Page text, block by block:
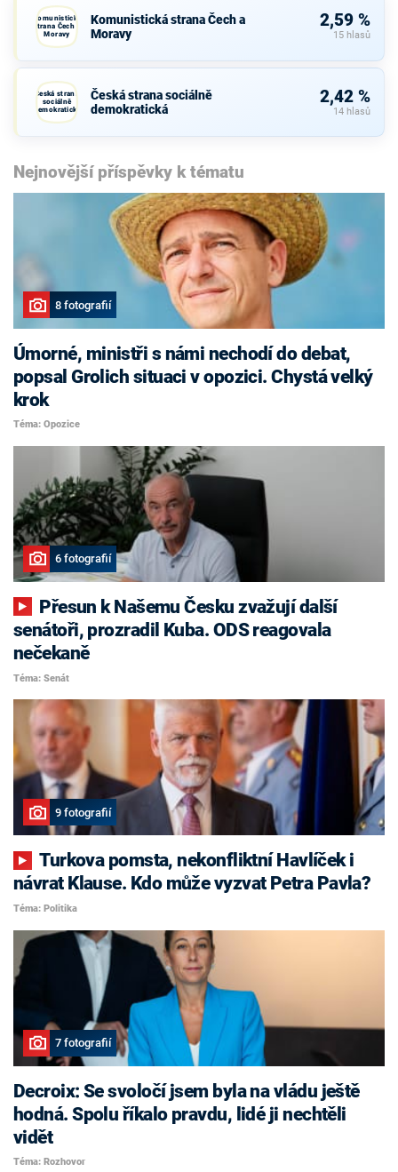
Komunistická
strana Čech a
Moravy
Komunistická strana Čech a
Moravy
2,59 %
15 hlasů
Česká strana
sociálně
demokratická
Česká strana sociálně
demokratická
2,42 %
14 hlasů
Nejnovější příspěvky k tématu
8 fotografií
Úmorné, ministři s námi nechodí do debat,
popsal Grolich situaci v opozici. Chystá velký
krok
Téma: Opozice
6 fotografií
senátoři, prozradil Kuba. ODS reagovala
nečekaně
Téma: Senát
9 fotografií
Turkova pomsta, nekonfliktní Havlíček i
návrat Klause. Kdo může vyzvat Petra Pavla?
Téma: Politika
7 fotografií
Decroix: Se svoločí jsem byla na vládu ještě
hodná. Spolu říkalo pravdu, lidé ji nechtěli
vidět
Téma: Rozhovor